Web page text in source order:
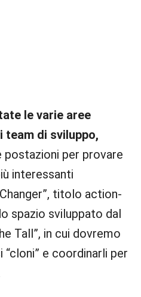
le varie aree
team di sviluppo,
per provare
interessanti
titolo action-
spazio sviluppato dal
Tall”, in cui dovremo
e coordinarli per